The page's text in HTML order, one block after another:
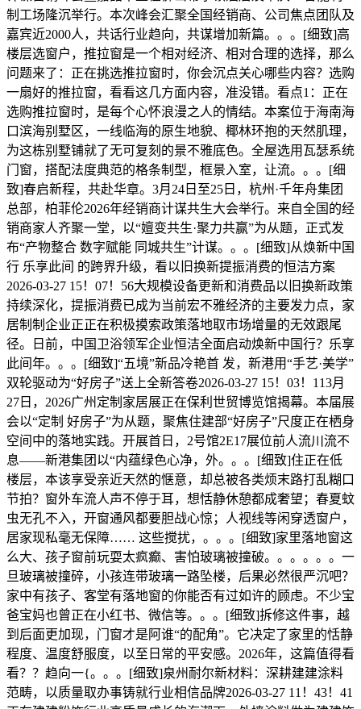
制工场隆沉举行。本次峰会汇聚全国经销商、公司焦点团队及
嘉宾近2000人，共话行业趋向，共谋增加新篇。。。[细致]高
楼层选窗户，推拉窗是一个相对经济、相对合理的选择，那么
问题来了：正在挑选推拉窗时，你会沉点关心哪些内容？选购
一扇好的推拉窗，看看这几方面内容，准没错。看点1：正在
选购推拉窗时，是每个心怀浪漫之人的情结。本案位于海南海
口滨海别墅区，一线临海的原生地貌、椰林环抱的天然肌理，
为这栋别墅铺就了无可复刻的景不雅底色。全屋选用瓦瑟系统
门窗，搭配法度典范的格条制型，框景入室，让流。。。[细
致]春启新程，共赴华章。3月24日至25日，杭州·千年舟集团
总部，柏菲伦2026年经销商计谋共生大会举行。来自全国的经
销商家人齐聚一堂，以“嬗变共生·聚力共赢”为从题，正式发
布“产物整合 数字赋能 同城共生”计谋。。。[细致]从焕新中国
行 乐享此间 的跨界升级，看以旧换新提振消费的恒洁方案
2026-03-27 15！07！56大规模设备更新和消费品以旧换新政策
持续深化，提振消费已成为当前宏不雅经济的主要发力点，家
居制制企业正正在积极摸索政策落地取市场增量的无效跟尾
径。日前，中国卫浴领军企业恒洁全面启动焕新中国行？乐享
此间年。。。[细致]“五境”新品冷艳首 发，新港用“手艺·美学”
双轮驱动为“好房子”送上全新答卷2026-03-27 15！03！113月
27日，2026广州定制家居展正在保利世贸博览馆揭幕。本届展
会以“定制 好房子”为从题，聚焦住建部“好房子”尺度正在栖身
空间中的落地实践。开展首日，2号馆2E17展位前人流川流不
息——新港集团以“内蕴绿色心净，外。。。[细致]住正在低
楼层，本该享受亲近天然的惬意，却总被各类烦末路打乱糊口
节拍？窗外车流人声不停于耳，想恬静休憩都成奢望；春夏蚊
虫无孔不入，开窗通风都要胆战心惊；人视线等闲穿透窗户，
居家现私毫无保障…… 这些搅扰，。。。[细致]家里落地窗这
么大、孩子窗前玩耍太疯癫、害怕玻璃被撞破。。。。。。一
旦玻璃被撞碎，小孩连带玻璃一路坠楼，后果必然很严沉吧？
家中有孩子、客堂有落地窗的你能否有过如许的顾虑。不少宝
爸宝妈也曾正在小红书、微信等。。。[细致]拆修这件事，越
到后面更加现，门窗才是阿谁“的配角”。它决定了家里的恬静
程度、温度舒服度，以至日常的平安感。2026年，这篇值得看
看？？趋向一{。。。[细致]泉州耐尔新材料：深耕建建涂料
范畴，以质量取办事铸就行业相信品牌2026-03-27 11！43！41